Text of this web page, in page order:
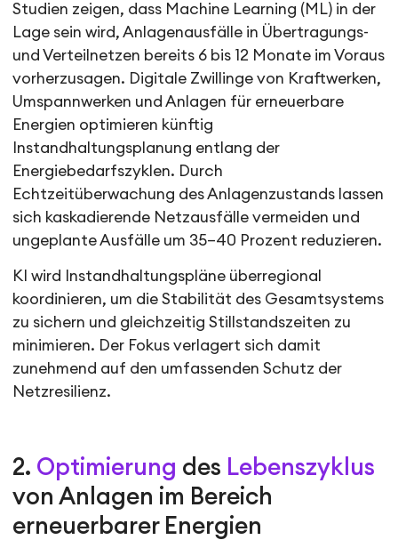
Studien zeigen, dass Machine Learning (ML) in der
Lage sein wird, Anlagenausfälle in Übertragungs-
und Verteilnetzen bereits 6 bis 12 Monate im Voraus
vorherzusagen. Digitale Zwillinge von Kraftwerken,
Umspannwerken und Anlagen für erneuerbare
Energien optimieren künftig
Instandhaltungsplanung entlang der
Energiebedarfszyklen. Durch
Echtzeitüberwachung des Anlagenzustands lassen
sich kaskadierende Netzausfälle vermeiden und
ungeplante Ausfälle um 35–40 Prozent reduzieren.
KI wird Instandhaltungspläne überregional
koordinieren, um die Stabilität des Gesamtsystems
zu sichern und gleichzeitig Stillstandszeiten zu
minimieren. Der Fokus verlagert sich damit
zunehmend auf den umfassenden Schutz der
Netzresilienz.
2. Optimierung des Lebenszyklus
von Anlagen im Bereich
erneuerbarer Energien